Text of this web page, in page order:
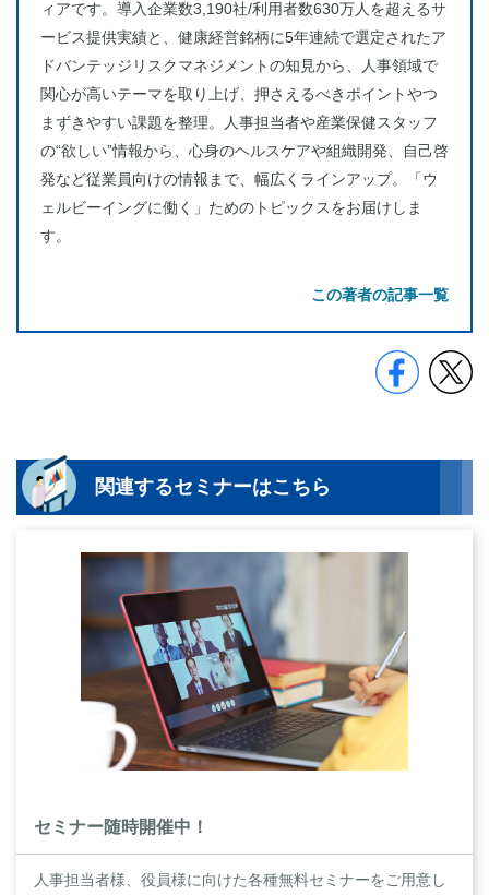
ィアです。導入企業数3,190社/利用者数630万人を超えるサ
ービス提供実績と、健康経営銘柄に5年連続で選定されたア
ドバンテッジリスクマネジメントの知見から、人事領域で
関心が高いテーマを取り上げ、押さえるべきポイントやつ
まずきやすい課題を整理。人事担当者や産業保健スタッフ
の“欲しい”情報から、心身のヘルスケアや組織開発、自己啓
発など従業員向けの情報まで、幅広くラインアップ。「ウ
ェルビーイングに働く」ためのトピックスをお届けしま
す。
この著者の記事一覧
関連するセミナーはこちら
セミナー随時開催中！
人事担当者様、役員様に向けた各種無料セミナーをご用意し